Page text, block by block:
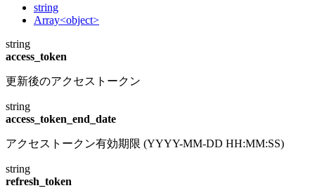
string
Array<object>
string
access_token
更新後のアクセストークン
string
access_token_end_date
アクセストークン有効期限 (YYYY-MM-DD HH:MM:SS)
string
refresh_token